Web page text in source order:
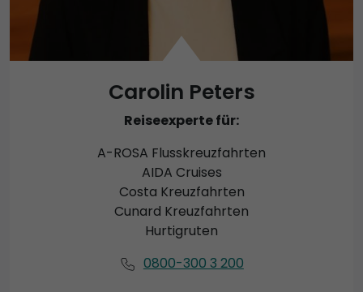
Carolin Peters
Reiseexperte für:
A-ROSA Flusskreuzfahrten
AIDA Cruises
Costa Kreuzfahrten
Cunard Kreuzfahrten
Hurtigruten
0800-300 3 200